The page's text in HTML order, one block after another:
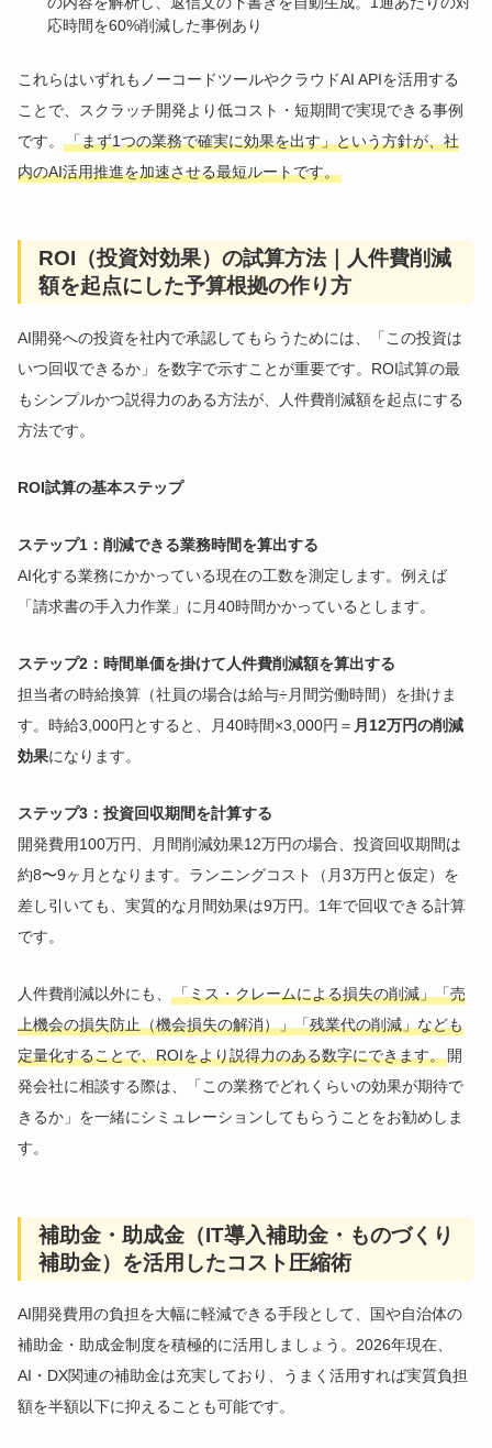
応時間を60%削減した事例あり
これらはいずれもノーコードツールやクラウドAI APIを活用する
ことで、スクラッチ開発より低コスト・短期間で実現できる事例
です。「まず1つの業務で確実に効果を出す」という方針が、社
内のAI活用推進を加速させる最短ルートです。
ROI（投資対効果）の試算方法｜人件費削減
額を起点にした予算根拠の作り方
AI開発への投資を社内で承認してもらうためには、「この投資は
いつ回収できるか」を数字で示すことが重要です。ROI試算の最
もシンプルかつ説得力のある方法が、人件費削減額を起点にする
方法です。
ROI試算の基本ステップ
ステップ1：削減できる業務時間を算出する
AI化する業務にかかっている現在の工数を測定します。例えば
「請求書の手入力作業」に月40時間かかっているとします。
ステップ2：時間単価を掛けて人件費削減額を算出する
担当者の時給換算（社員の場合は給与÷月間労働時間）を掛けま
す。時給3,000円とすると、月40時間×3,000円＝ 月12万円の削減
効果になります。
ステップ3：投資回収期間を計算する
開発費用100万円、月間削減効果12万円の場合、投資回収期間は
約8〜9ヶ月となります。ランニングコスト（月3万円と仮定）を
差し引いても、実質的な月間効果は9万円。1年で回収できる計算
です。
人件費削減以外にも、「ミス・クレームによる損失の削減」「売
上機会の損失防止（機会損失の解消）」「残業代の削減」なども
定量化することで、ROIをより説得力のある数字にできます。 開
発会社に相談する際は、「この業務でどれくらいの効果が期待で
きるか」を一緒にシミュレーションしてもらうことをお勧めしま
す。
補助金・助成金（IT導入補助金・ものづくり
補助金）を活用したコスト圧縮術
AI開発費用の負担を大幅に軽減できる手段として、国や自治体の
補助金・助成金制度を積極的に活用しましょう。2026年現在、
AI・DX関連の補助金は充実しており、うまく活用すれば実質負担
額を半額以下に抑えることも可能です。